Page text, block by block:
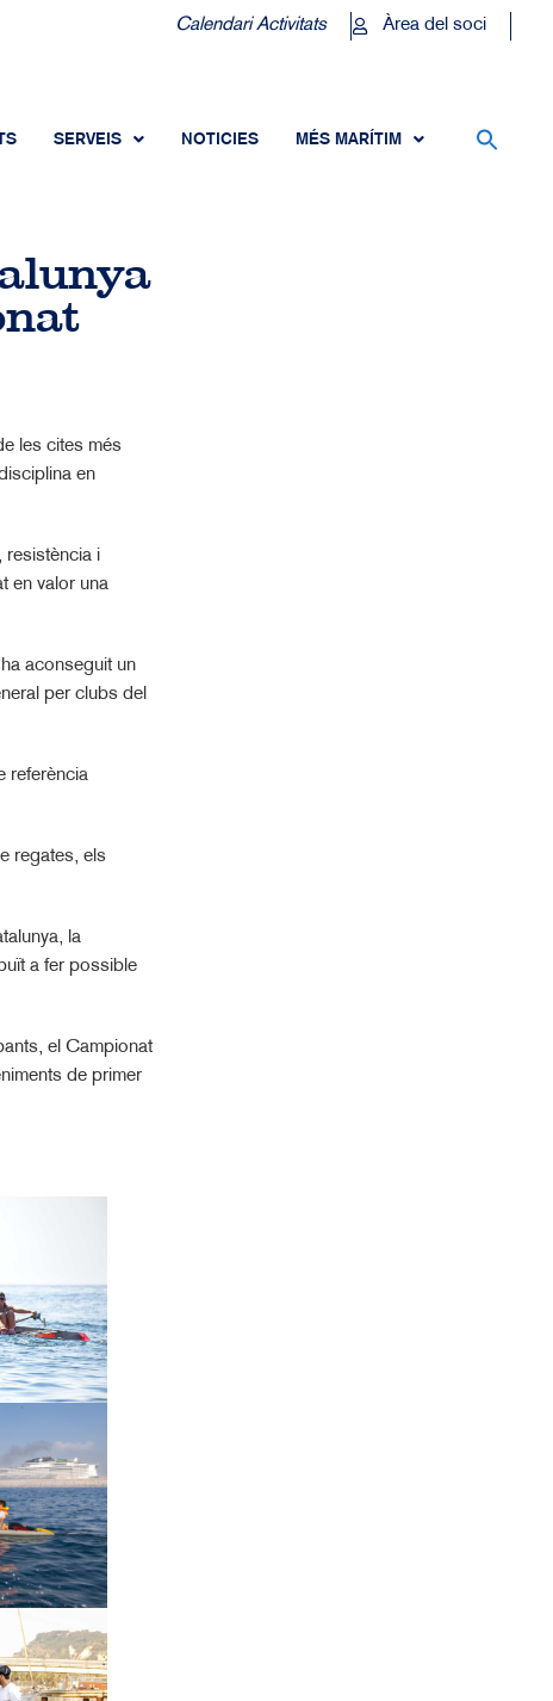
Calendari Activitats Àrea del soci
SERVEIS NOTICIES MÉS MARÍTIM
les cites més
en
resistència i
en valor una
aconseguit un
per clubs del
referència
regates, els
la
a fer possible
el Campionat
de primer